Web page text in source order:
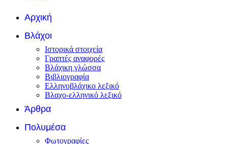
Αρχική
Βλάχοι
Ιστορικά στοιχεία
Γραπτές αναφορές
Βλάχικη γλώσσα
Βιβλιογραφία
Ελληνοβλάχικο λεξικό
Βλαχο-ελληνικό λεξικό
Άρθρα
Πολυμέσα
Φωτογραφίες